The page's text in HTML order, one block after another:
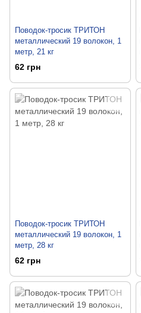
Поводок-тросик ТРИТОН
металлический 19 волокон, 1
метр, 21 кг
62 грн
Поводок-тросик ТРИТОН
металлический 19 волокон, 1
метр, 28 кг
62 грн